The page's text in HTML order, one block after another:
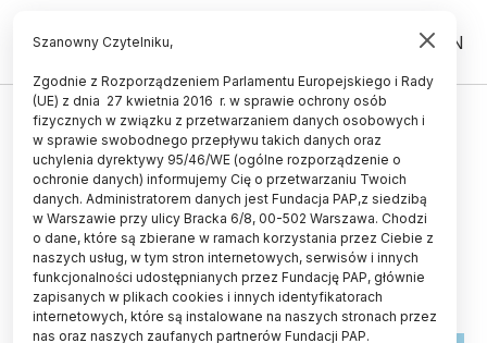
PL EN
GRANTY I KONKURSY
OPI-PIB: Ponad 2,5 mld złotych na
nowoczesną infrastrukturę
badawczą
23.06.2023
aktualizacja: 23.06.2023
2 minuty czytania
Szanowny Czytelniku,
Zgodnie z Rozporządzeniem Parlamentu Europejskiego i Rady
(UE) z dnia 27 kwietnia 2016 r. w sprawie ochrony osób
fizycznych w związku z przetwarzaniem danych osobowych i
w sprawie swobodnego przepływu takich danych oraz
uchylenia dyrektywy 95/46/WE (ogólne rozporządzenie o
ochronie danych) informujemy Cię o przetwarzaniu Twoich
danych. Administratorem danych jest Fundacja PAP,z siedzibą
w Warszawie przy ulicy Bracka 6/8, 00-502 Warszawa. Chodzi
o dane, które są zbierane w ramach korzystania przez Ciebie z
naszych usług, w tym stron internetowych, serwisów i innych
funkcjonalności udostępnianych przez Fundację PAP, głównie
zapisanych w plikach cookies i innych identyfikatorach
internetowych, które są instalowane na naszych stronach przez
nas oraz naszych zaufanych partnerów Fundacji PAP.